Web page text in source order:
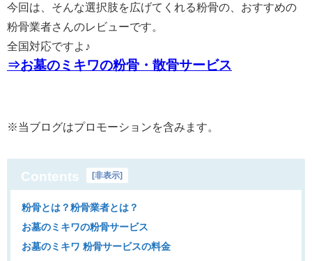
今回は、そんな選択肢を広げてくれる粉骨の、おすすめの
粉骨業者さんのレビューです。
全国対応ですよ♪
⇒お墓のミキワの粉骨・散骨サービス
※当ブログはプロモーションを含みます。
Contents [非表示]
粉骨とは？粉骨業者とは？
お墓のミキワの粉骨サービス
お墓のミキワ 粉骨サービスの料金